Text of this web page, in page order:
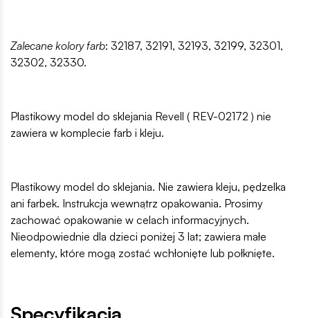
Zalecane kolory farb: 32187, 32191, 32193, 32199, 32301,
32302, 32330.
Plastikowy model do sklejania Revell ( REV-02172 ) nie
zawiera w komplecie farb i kleju.
Plastikowy model do sklejania. Nie zawiera kleju, pędzelka
ani farbek. Instrukcja wewnątrz opakowania. Prosimy
zachować opakowanie w celach informacyjnych.
Nieodpowiednie dla dzieci poniżej 3 lat; zawiera małe
elementy, które mogą zostać wchłonięte lub połknięte.